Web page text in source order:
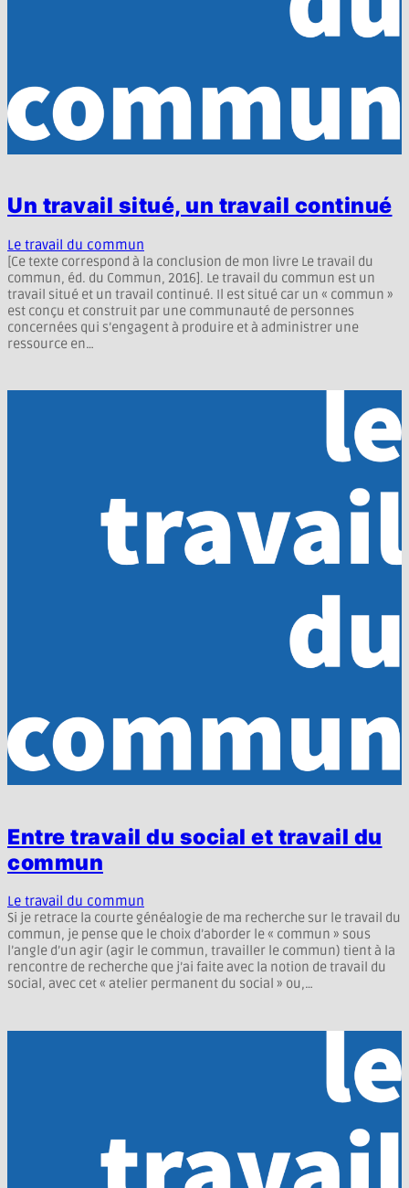
Un travail situé, un travail continué
Le travail du commun
[Ce texte correspond à la conclusion de mon livre Le travail du
commun, éd. du Commun, 2016]. Le travail du commun est un
travail situé et un travail continué. Il est situé car un « commun »
est conçu et construit par une communauté de personnes
concernées qui s’engagent à produire et à administrer une
ressource en…
Entre travail du social et travail du
commun
Le travail du commun
Si je retrace la courte généalogie de ma recherche sur le travail du
commun, je pense que le choix d’aborder le « commun » sous
l’angle d’un agir (agir le commun, travailler le commun) tient à la
rencontre de recherche que j’ai faite avec la notion de travail du
social, avec cet « atelier permanent du social » ou,…